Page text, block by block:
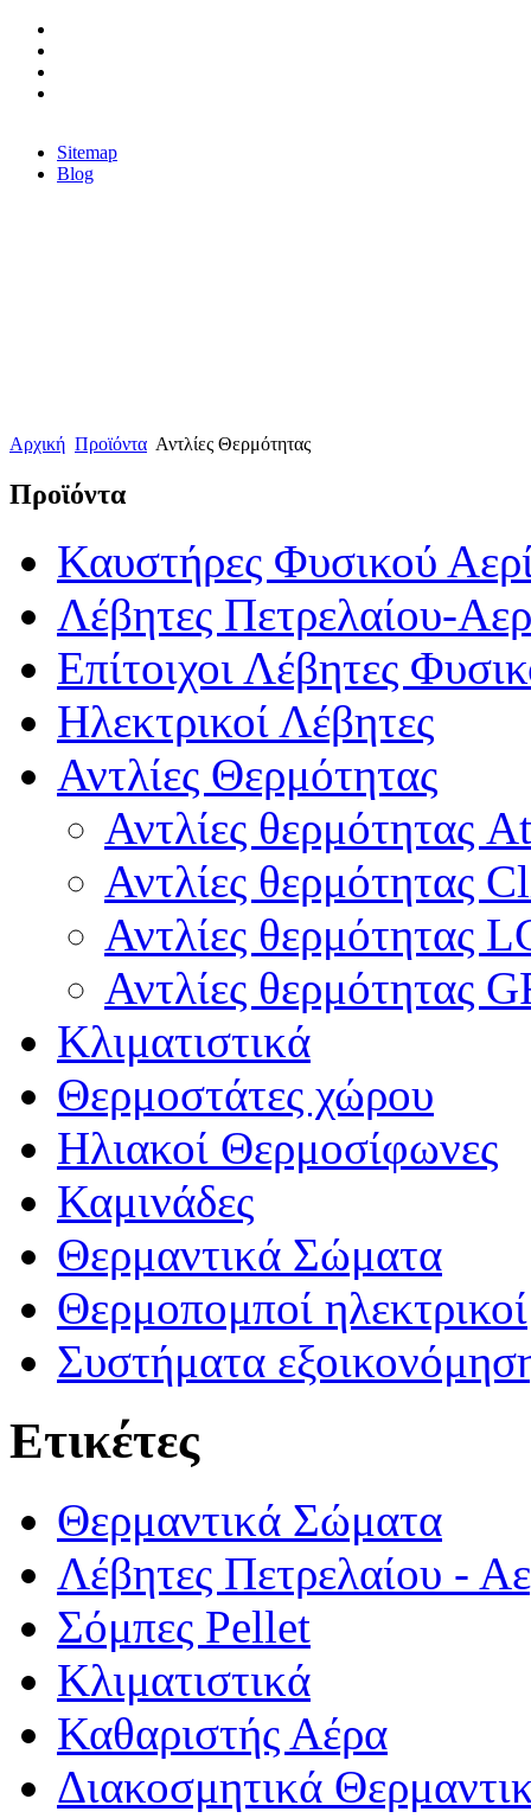
Sitemap
Blog
Αρχική Προϊόντα Αντλίες Θερμότητας
Προϊόντα
Καυστήρες Φυσικού
Λέβητες Πετρελαίου-
Επίτοιχοι Λέβητες
Ηλεκτρικοί Λέβητες
Αντλίες Θερμότητας
Αντλίες θερμότητας
Αντλίες θερμότητας
Αντλίες θερμότητας
Αντλίες θερμότητας
Κλιματιστικά
Θερμοστάτες χώρου
Ηλιακοί Θερμοσίφωνες
Καμινάδες
Θερμαντικά Σώματα
Θερμοπομποί ηλεκτρικοί
Συστήματα
Ετικέτες
Θερμαντικά Σώματα
Λέβητες Πετρελαίου -
Σόμπες Pellet
Κλιματιστικά
Καθαριστής Αέρα
Διακοσμητικά